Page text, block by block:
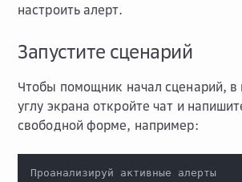
настроить алерт.
Запустите сценарий
Чтобы помощник начал сценарий,
углу экрана откройте чат и
свободной форме, например:
Проанализируй активные алерты